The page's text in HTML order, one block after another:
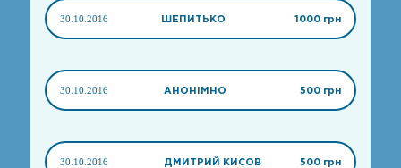
30.10.2016 ШЕПИТЬКО 1000 грн
30.10.2016 АНОНІМНО 500 грн
30.10.2016 ДМИТРИЙ КИСОВ 500 грн